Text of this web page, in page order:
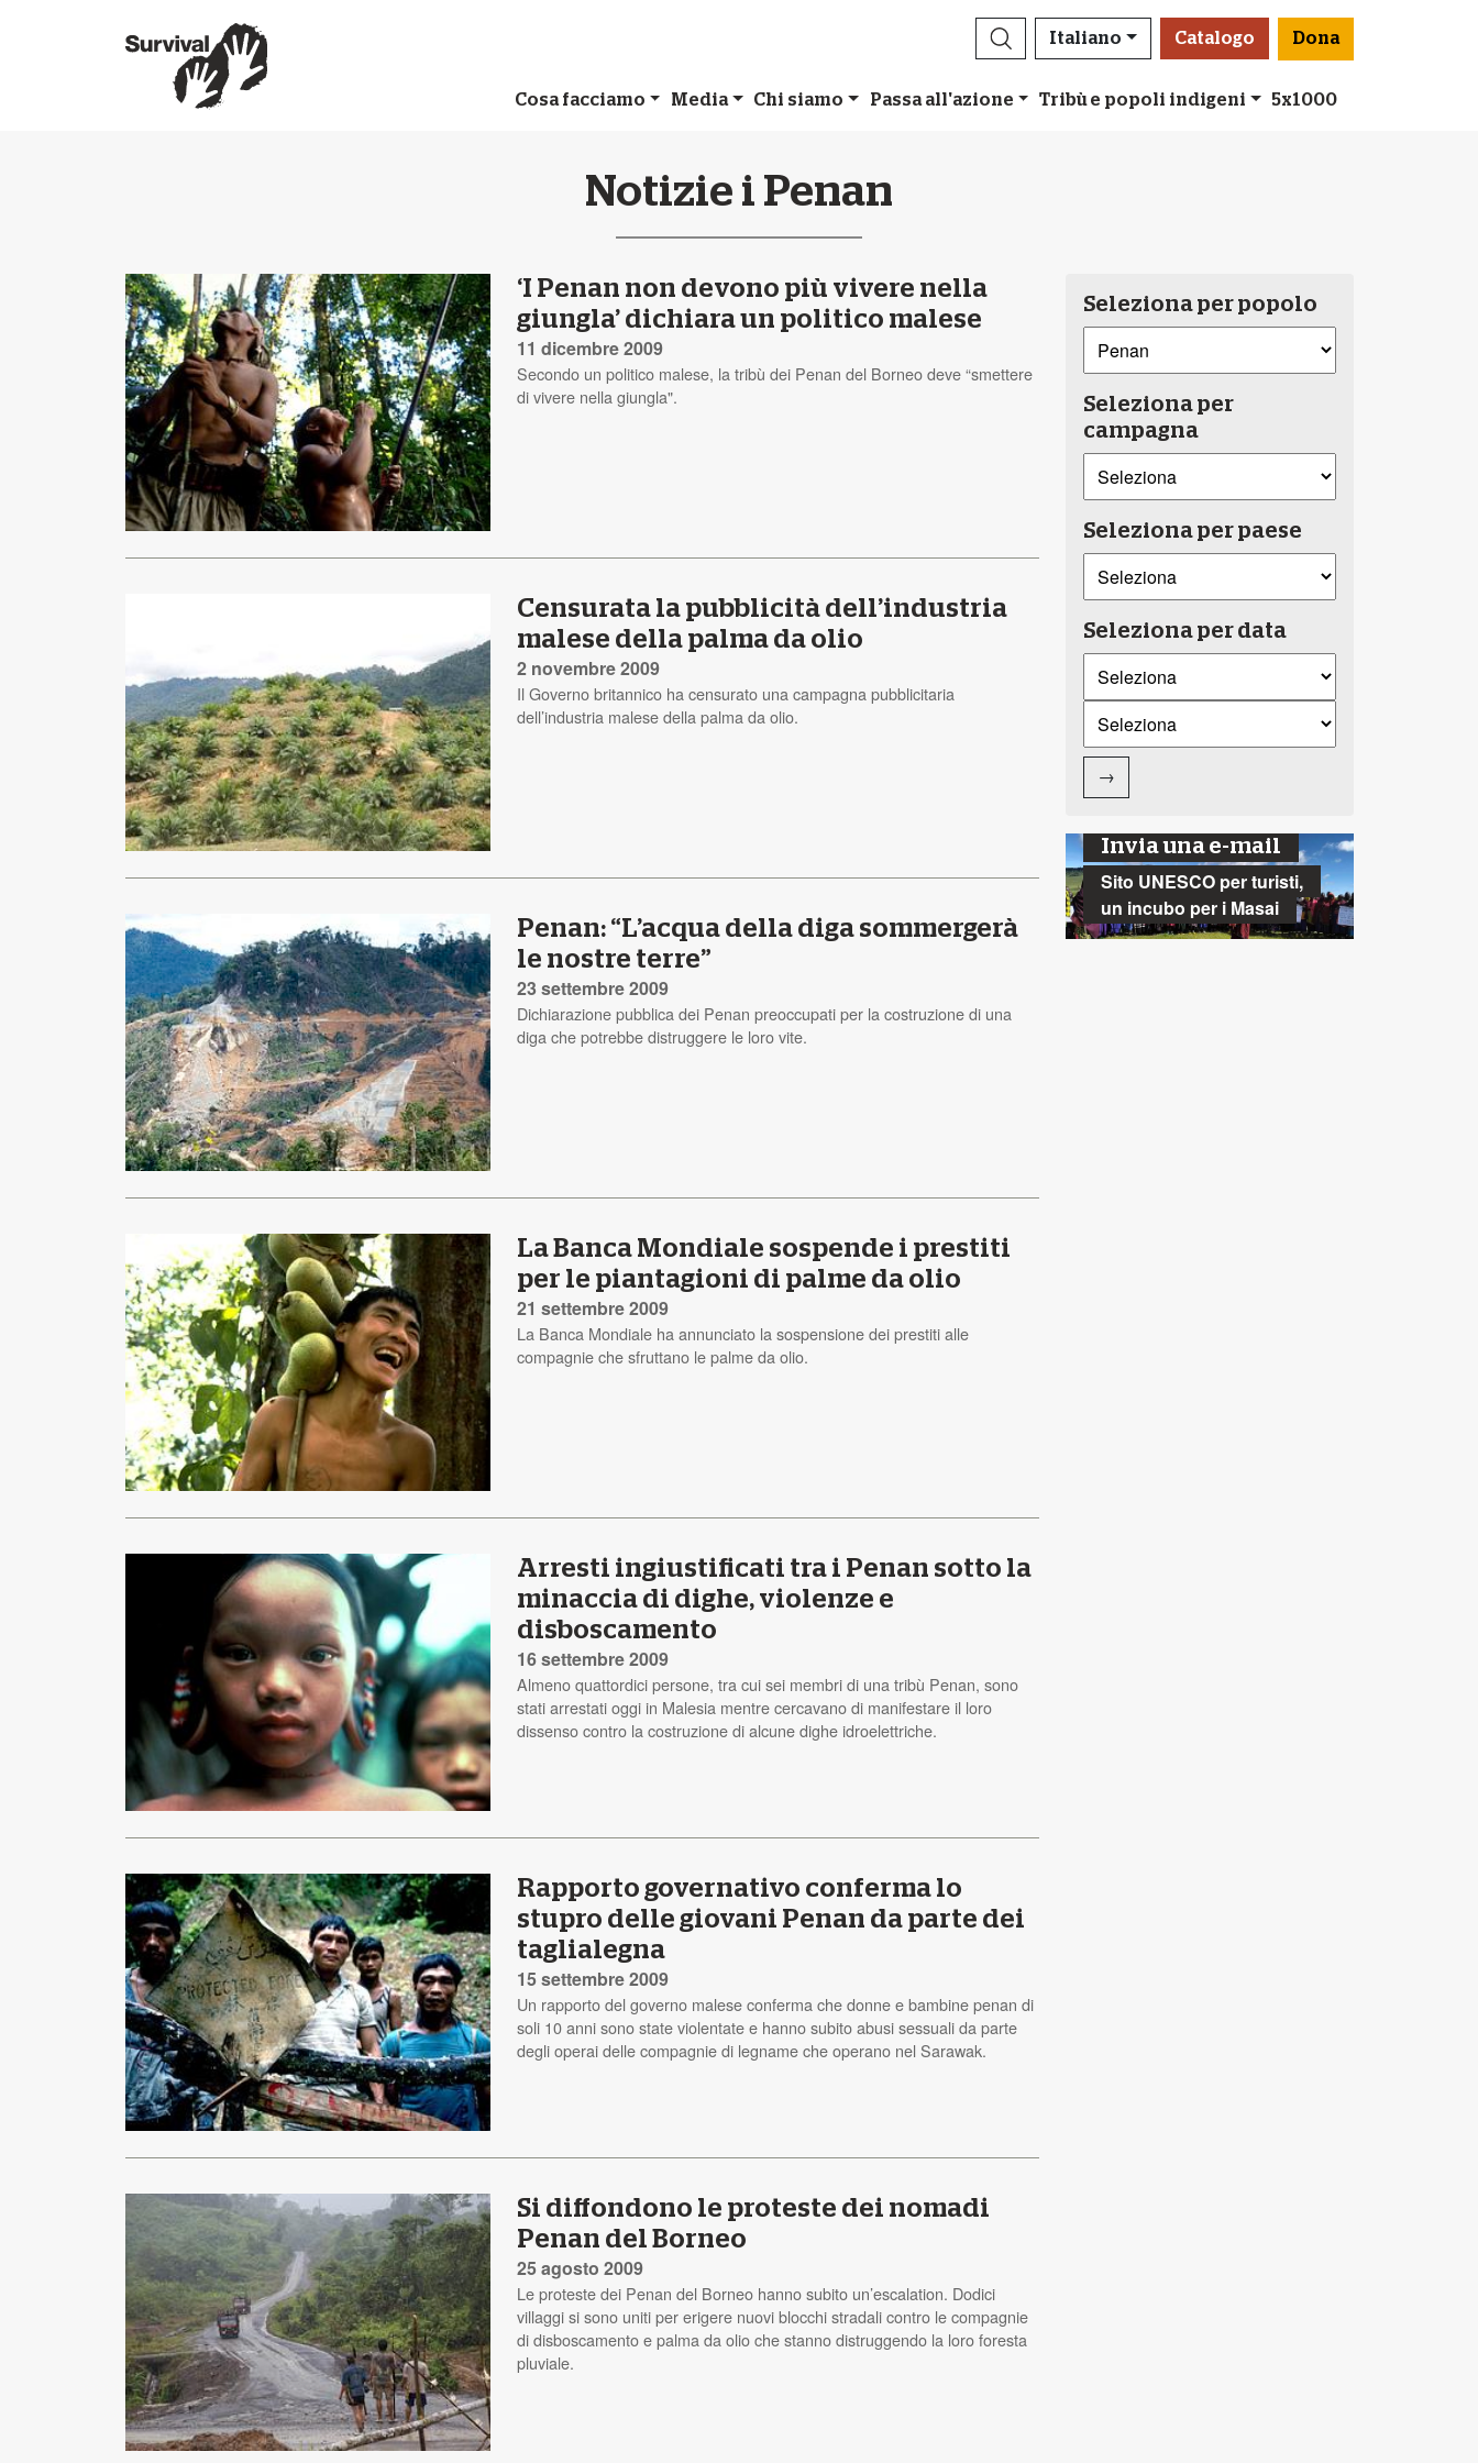
Italiano Catalogo Dona
Cosa facciamo Media Chi siamo Passa all'azione Tribù e popoli indigeni 5x1000
Notizie i Penan
‘I Penan non devono più vivere nella
giungla’ dichiara un politico malese
11 dicembre 2009
Secondo un politico malese, la tribù dei Penan del Borneo deve “smettere
di vivere nella giungla".
Censurata la pubblicità dell’industria
malese della palma da olio
2 novembre 2009
Il Governo britannico ha censurato una campagna pubblicitaria
dell’industria malese della palma da olio.
Penan: “L’acqua della diga sommergerà
le nostre terre”
23 settembre 2009
Dichiarazione pubblica dei Penan preoccupati per la costruzione di una
diga che potrebbe distruggere le loro vite.
La Banca Mondiale sospende i prestiti
per le piantagioni di palme da olio
21 settembre 2009
La Banca Mondiale ha annunciato la sospensione dei prestiti alle
compagnie che sfruttano le palme da olio.
Arresti ingiustificati tra i Penan sotto la
minaccia di dighe, violenze e
disboscamento
16 settembre 2009
Almeno quattordici persone, tra cui sei membri di una tribù Penan, sono
stati arrestati oggi in Malesia mentre cercavano di manifestare il loro
dissenso contro la costruzione di alcune dighe idroelettriche.
Rapporto governativo conferma lo
stupro delle giovani Penan da parte dei
taglialegna
15 settembre 2009
Un rapporto del governo malese conferma che donne e bambine penan di
soli 10 anni sono state violentate e hanno subito abusi sessuali da parte
degli operai delle compagnie di legname che operano nel Sarawak.
Si diffondono le proteste dei nomadi
Penan del Borneo
25 agosto 2009
Le proteste dei Penan del Borneo hanno subito un’escalation. Dodici
villaggi si sono uniti per erigere nuovi blocchi stradali contro le compagnie
di disboscamento e palma da olio che stanno distruggendo la loro foresta
pluviale.
Seleziona per popolo
Seleziona per
campagna
Seleziona per paese
Seleziona per data
→
Invia una e-mail
Sito UNESCO per turisti,
un incubo per i Masai